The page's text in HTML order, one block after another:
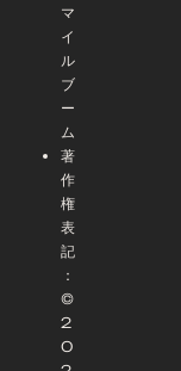
マ
イ
ル
ブ
ー
ム
著
作
権
表
記
：
©
2
0